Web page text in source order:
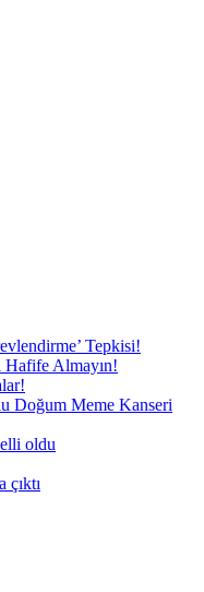
Tepkisi!
Hafife Almayın!
Doğum Meme Kanseri
oldu